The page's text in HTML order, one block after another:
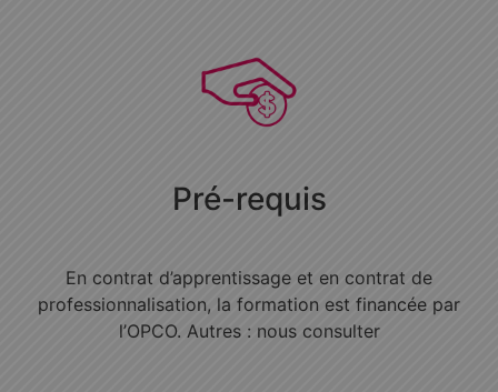
Pré-requis
En contrat d’apprentissage et en contrat de
professionnalisation, la formation est financée par
l’OPCO. Autres : nous consulter